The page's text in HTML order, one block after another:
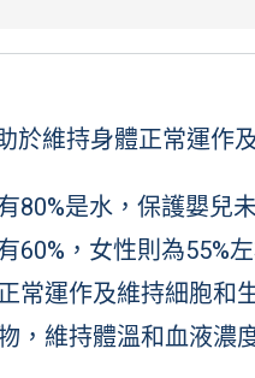
於維持身體正常運作
80%是水，保護嬰兒
60%，女性則為55%
常運作及維持細胞和
，維持體溫和血液濃